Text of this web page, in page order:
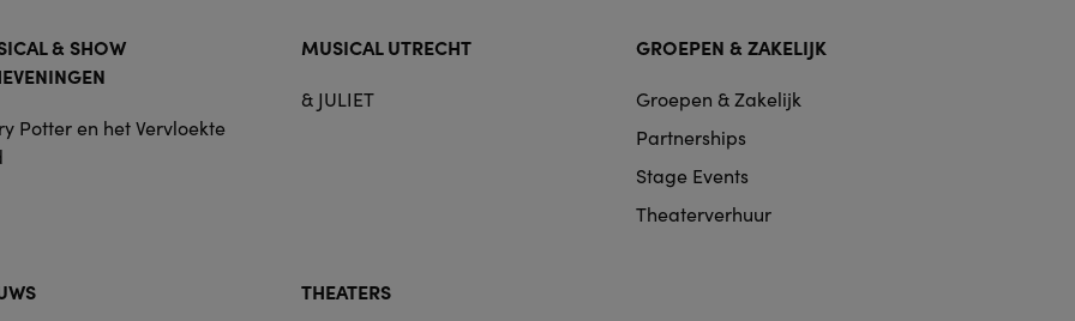
& SHOW
Potter en het Vervloekte
MUSICAL UTRECHT
& JULIET
GROEPEN & ZAKELIJK
Groepen & Zakelijk
Partnerships
Stage Events
Theaterverhuur
THEATERS